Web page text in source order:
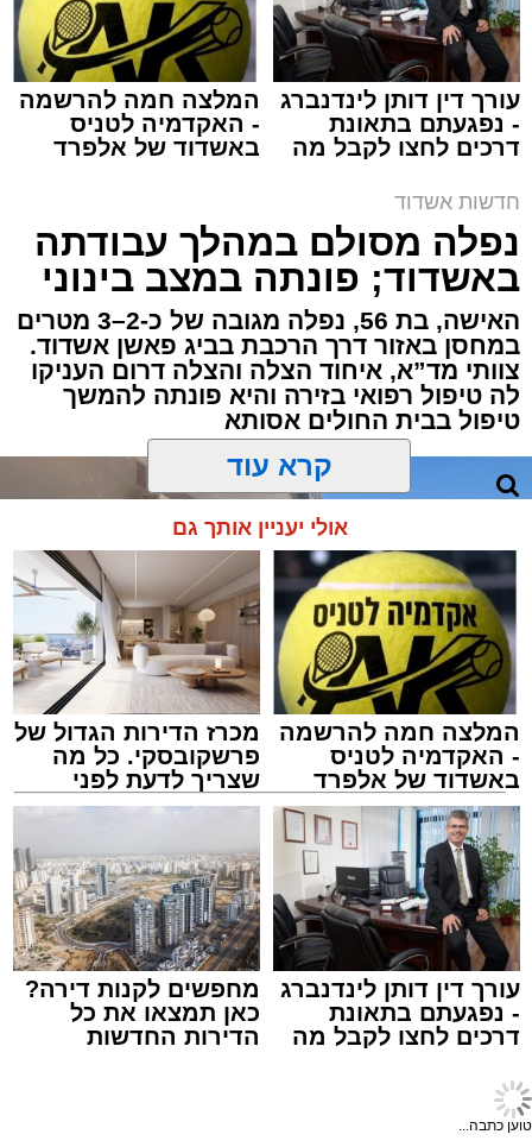
איחוד הצלה,
אירוע דרמטי הסתיים בנס רפואי באשדוד, לאחר
שגבר בן 56 התמוטט בביתו שבאחד הרחובות
ברובע י"א בעיר, כתוצאה מאירוע פתאומי שגרם
להפסקת פעילות ליבו.
למקום הוזעקו מיד צוותי רפואה ומתנדבים של
ארגון "איחוד הצלה". החובשים והפרמדיקים
שהגיעו לזירה הבחינו כי הגבר ללא דופק וללא
הכרה, ופתחו מיידית בפעולות החייאה מתקדמות,
הכוללות עיסויי לב ושימוש במפעם (דפיברילטור).
בזכות התושייה והפעילות המהירה והמקצועית של
הצוותים בשטח, ליבו של הגבר שב לפעום.
לאחר ייצוב מצבו הראשוני, הוא פונה באמבולנס
לבית חולים להמשך קבלת טיפול רפואי כשמצבו
מוגדר יציב.
מעוניינים להגיב? לדווח ? צרו איתנו קשר במייל -
ASHDODS@ISNET.CO.IL
עורך דין דותן לינדנברג
- נפגעתם בתאונת
דרכים לחצו לקבל מה
המלצה חמה להרשמה
- האקדמיה לטניס
באשדוד של אלפרד
חדשות אשדוד
נפלה מסולם במהלך עבודתה
באשדוד; פונתה במצב בינוני
האישה, בת 56, נפלה מגובה של כ-2–3 מטרים
במחסן באזור דרך הרכבת בביג פאשן אשדוד.
צוותי מד”א, איחוד הצלה והצלה דרום העניקו
לה טיפול רפואי בזירה והיא פונתה להמשך
טיפול בבית החולים אסותא
צילום: דוברות איחוד הצלה
עופר אשטוקר / 15:32 07.08.26
תגים:
קרא עוד
אולי יעניין אותך גם
המלצה חמה להרשמה
- האקדמיה לטניס
באשדוד של אלפרד
קריאולנסקי - לילדים
מכרז הדירות הגדול של
פרשקובסקי. כל מה
שמגישים הצעה לדירה
באשדוד
עורך דין דותן לינדנברג
דרכים לחצו לקבל מה
שמגיע לכם
מחפשים לקנות דירה?